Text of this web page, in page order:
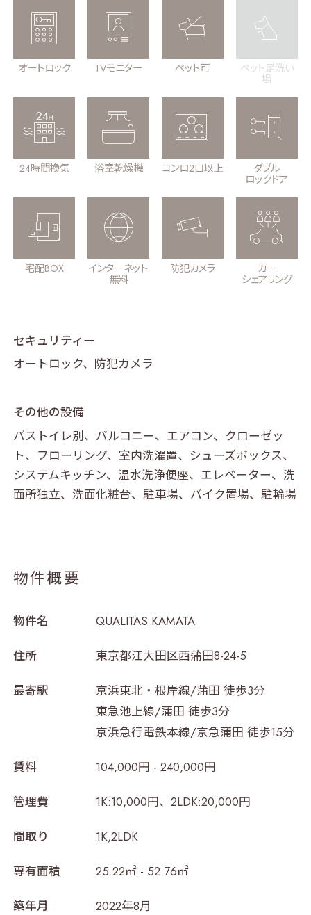
TOP
PROPERTY
オートロック TVモニター ペット可
ペット足洗い
場
24時間換気 浴室乾燥機 コンロ2口以上
ダブル
ロックドア
宅配BOX
インターネット
無料
防犯カメラ
カー
シェアリング
セキュリティー
オートロック、防犯カメラ
その他の設備
バストイレ別、バルコニー、エアコン、クローゼッ
ト、フローリング、室内洗濯置、シューズボックス、
システムキッチン、温水洗浄便座、エレベーター、洗
面所独立、洗面化粧台、駐車場、バイク置場、駐輪場
物件概要
物件名 QUALITAS KAMATA
住所 東京都江大田区西蒲田8-24-5
最寄駅
京浜東北・根岸線/蒲田 徒歩3分
東急池上線/蒲田 徒歩3分
京浜急行電鉄本線/京急蒲田 徒歩15分
賃料 104,000円 - 240,000円
管理費 1K:10,000円、2LDK:20,000円
間取り 1K,2LDK
専有面積 25.22㎡ - 52.76㎡
築年月 2022年8月